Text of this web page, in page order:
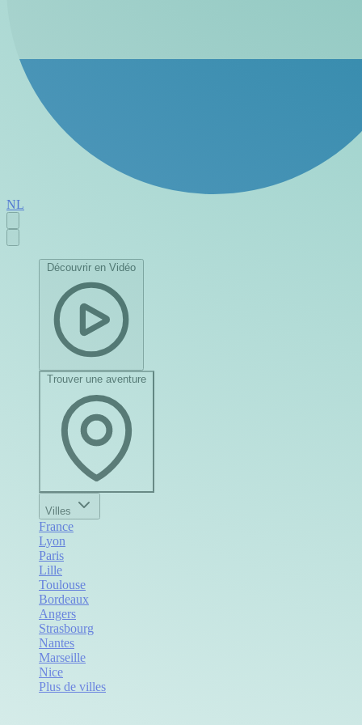
NL
Découvrir en Vidéo
Trouver une aventure
Villes
France
Lyon
Paris
Lille
Toulouse
Bordeaux
Angers
Strasbourg
Nantes
Marseille
Nice
Plus de villes